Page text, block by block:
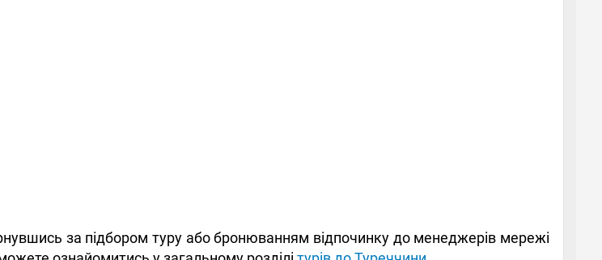
за підбором туру або бронюванням відпочинку до менеджерів мережі